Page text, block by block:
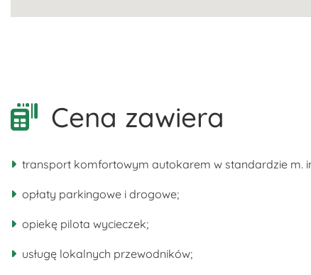
Cena zawiera
transport komfortowym autokarem w standardzie m.
opłaty parkingowe i drogowe;
opiekę pilota wycieczek;
usługę lokalnych przewodników;